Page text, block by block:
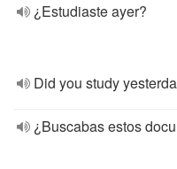
¿Estudiaste ayer?
Did you study
¿Buscabas estos